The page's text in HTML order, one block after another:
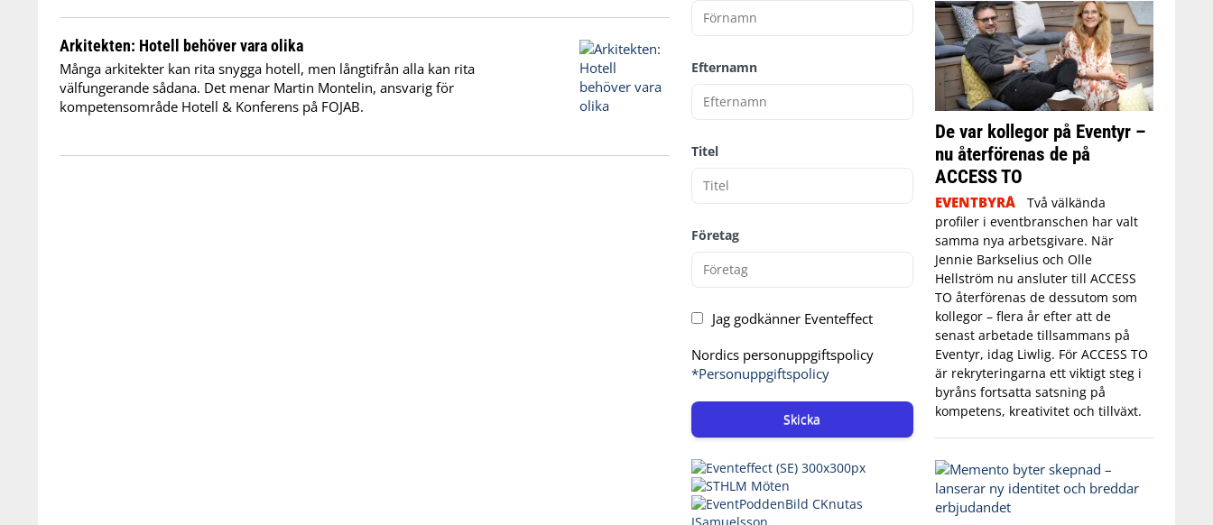
Arkitekten: Hotell behöver vara olika
Många arkitekter kan rita snygga hotell, men långtifrån alla kan rita
välfungerande sådana. Det menar Martin Montelin, ansvarig för
kompetensområde Hotell & Konferens på FOJAB.
Efternamn
Titel
Företag
Jag godkänner Eventeffect
Nordics personuppgiftspolicy
*Personuppgiftspolicy
Skicka
De var kollegor på Eventyr –
nu återförenas de på
ACCESS TO
EVENTBYRÅ
Två välkända
profiler i eventbranschen har valt
samma nya arbetsgivare. När
Jennie Barkselius och Olle
Hellström nu ansluter till ACCESS
TO återförenas de dessutom som
kollegor – flera år efter att de
senast arbetade tillsammans på
Eventyr, idag Liwlig. För ACCESS TO
är rekryteringarna ett viktigt steg i
byråns fortsatta satsning på
kompetens, kreativitet och tillväxt.